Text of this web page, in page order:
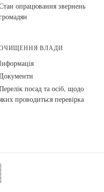
опрацювання звернень
ВЛАДИ
Документи
посад та осіб, щодо
проводиться перевірка